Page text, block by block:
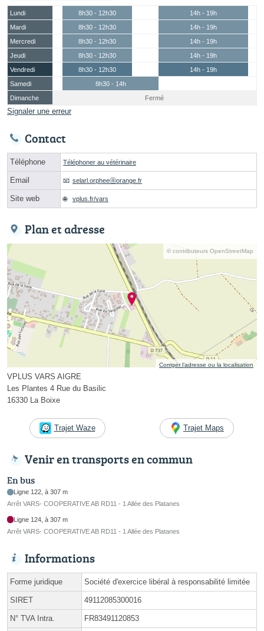
Lundi 8h30 - 12h30
14h - 19h
Mardi
8h30 - 12h30
14h - 19h
Mercredi
8h30 - 12h30
14h - 19h
Jeudi
8h30 - 12h30
14h - 19h
Vendredi
8h30 - 12h30
14h - 19h
Samedi
8h30 - 14h
Dimanche
Fermé
Signaler une erreur
Contact
Téléphone Téléphoner au vétérinaire
Email selarl.orpheeⓐorange.fr
Site web vplus.fr/vars
Plan et adresse
© contributeurs OpenStreetMap
Corriger l’adresse ou la localisation
VPLUS VARS AIGRE
Les Plantes 4 Rue du Basilic
16330 La Boixe
Trajet Waze Trajet Maps
Venir en transports en commun
En bus
Ligne 122, à 307 m
Arrêt VARS- COOPERATIVE AB RD11 - 1 Allée des Platanes
Ligne 124, à 307 m
Arrêt VARS- COOPERATIVE AB RD11 - 1 Allée des Platanes
Informations
Forme juridique Société d'exercice libéral à responsabilité limitée
SIRET 49112085300016
N° TVA Intra. FR83491120853